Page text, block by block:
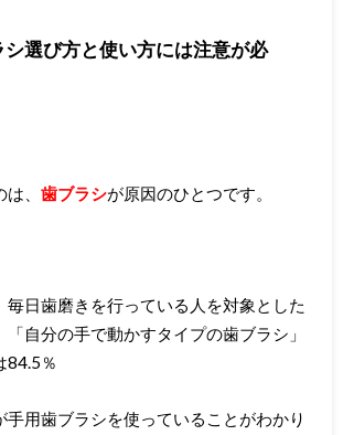
選び方と使い方には注意が必
、 歯ブラシが原因のひとつです。
毎日歯磨きを行っている人を対象とした
自分の手で動かすタイプの歯ブラシ」
84.5％
手用歯ブラシを使っていることがわかり